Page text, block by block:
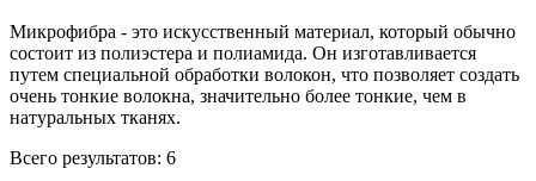
Микрофибра - это искусственный материал, который обычно
состоит из полиэстера и полиамида. Он изготавливается
путем специальной обработки волокон, что позволяет создать
очень тонкие волокна, значительно более тонкие, чем в
натуральных тканях.
Всего результатов: 6